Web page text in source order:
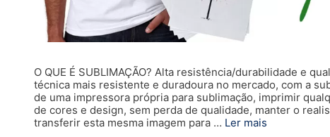
O QUE É SUBLIMAÇÃO? Alta resistência/durabilidade e
técnica mais resistente e duradoura no mercado, com a
de uma impressora própria para sublimação, imprimir
de cores e design, sem perda de qualidade, manter o
transferir esta mesma imagem para … Ler mais